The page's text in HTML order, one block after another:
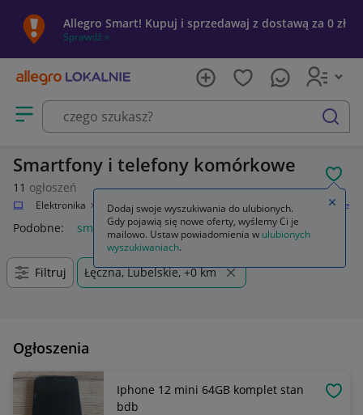
Allegro Smart! Kupuj i sprzedawaj z dostawą za 0 zł
Sprawdź »
Otwórz menu z kategoriami
szukaj
Smartfony i telefony komórkowe
11 ogłoszeń
Elektronika Telefony i Akcesoria Smartfony i telefony komórkowe
Podobne: smartfony i telefony komórkowe
Filtruj Łęczna, Lubelskie, +0 km
Ogłoszenia
Iphone 12 mini 64GB komplet stan
bdb
Dodaj swoje wyszukiwania do ulubionych.
Gdy pojawią się nowe oferty, wyślemy Ci je
mailowo. Ustaw powiadomienia w ulubionych
wyszukiwaniach.